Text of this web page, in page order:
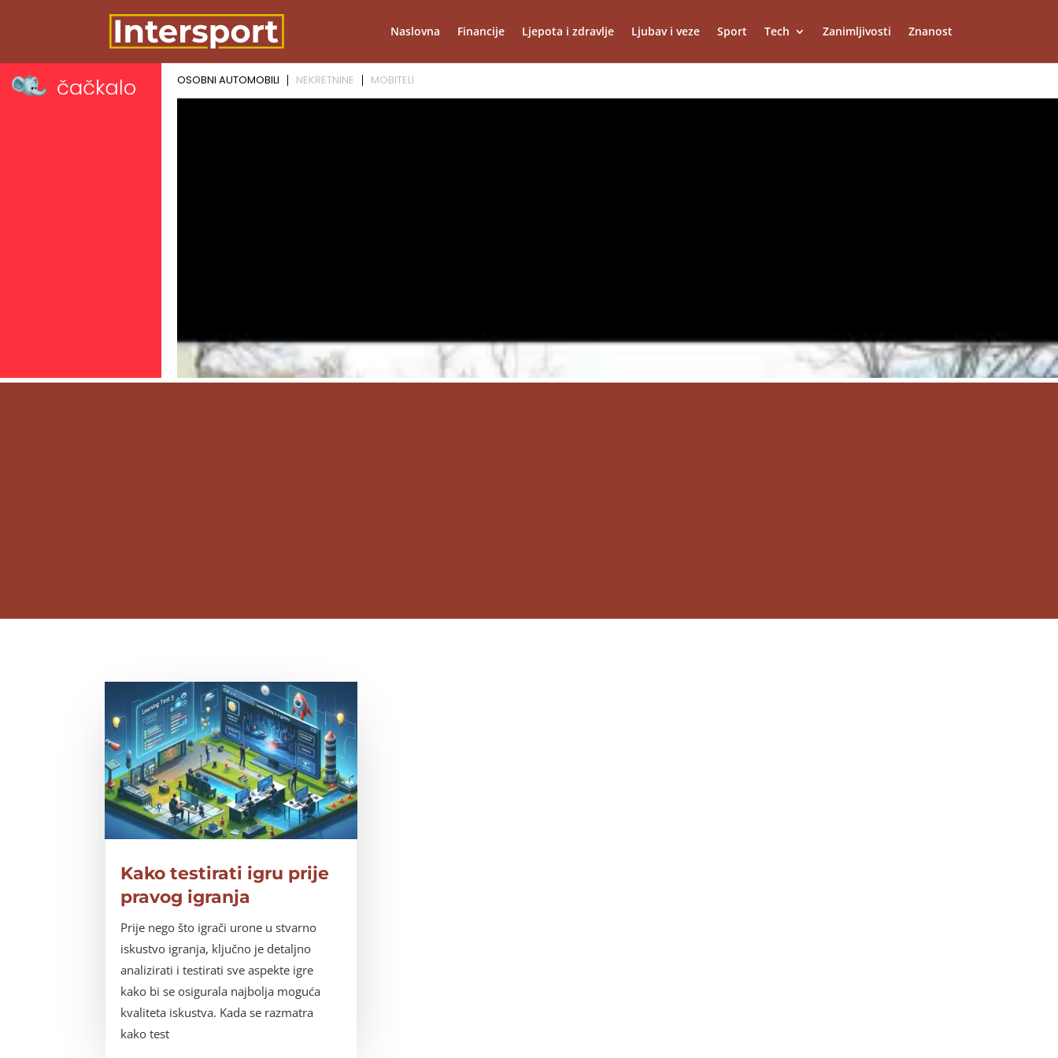
Naslovna Financije Ljepota i zdravlje Ljubav i veze Sport Tech Zanimljivosti Znanost
Kako testirati igru prije
pravog igranja
Prije nego što igrači urone u stvarno
iskustvo igranja, ključno je detaljno
analizirati i testirati sve aspekte igre
kako bi se osigurala najbolja moguća
kvaliteta iskustva. Kada se razmatra
kako test